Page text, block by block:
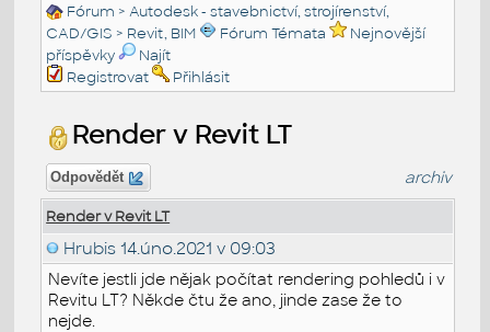
Fórum >Autodesk - stavebnictví, strojírenství,
CAD/GIS > Revit, BIM Fórum Témata
Nejnovější
příspěvky
Najít
Registrovat
Přihlásit
Render v Revit LT
Odpovědět archiv
Render v Revit LT
Hrubis 14.úno.2021 v 09:03
Nevíte jestli jde nějak počítat rendering pohledů i v
Revitu LT? Někde čtu že ano, jinde zase že to
nejde.